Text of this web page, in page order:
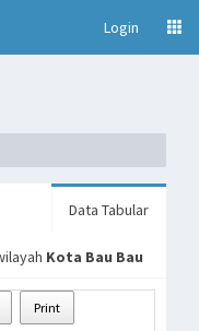
Login (current)
Data Tabular
Kota Bau Bau
Print